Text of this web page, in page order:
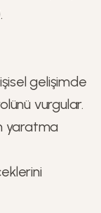
gelişimde
vurgular.
yaratma